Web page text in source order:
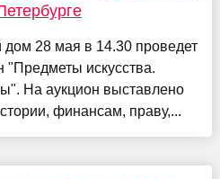
дом 28 мая в 14.30 проведет
"Предметы искусства.
На аукцион выставлено
финансам, праву,...